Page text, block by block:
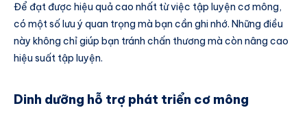
Để đạt được hiệu quả cao nhất từ việc tập luyện cơ mông,
có một số lưu ý quan trọng mà bạn cần ghi nhớ. Những điều
này không chỉ giúp bạn tránh chấn thương mà còn nâng cao
hiệu suất tập luyện.
Dinh dưỡng hỗ trợ phát triển cơ mông